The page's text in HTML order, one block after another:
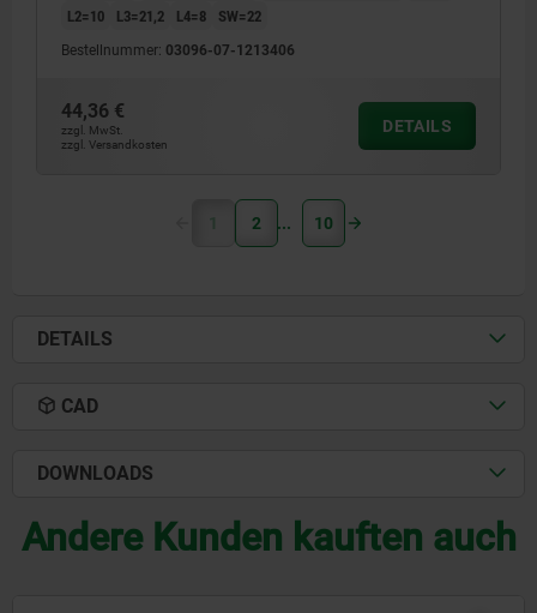
L2=10
L3=21,2 L4=8 SW=22
Bestellnummer: 03096-07-1213406
44,36 €
zzgl. MwSt.
zzgl. Versandkosten
DETAILS
1 2 10
DETAILS
CAD
DOWNLOADS
Andere Kunden kauften auch